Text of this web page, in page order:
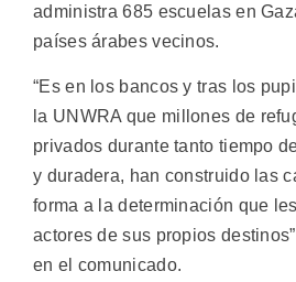
administra 685 escuelas en
países árabes vecinos.
“Es en los bancos y tras los
la UNWRA que millones de
privados durante tanto tiempo
y duradera, han construido las
forma a la determinación que
actores de sus propios
en el comunicado.